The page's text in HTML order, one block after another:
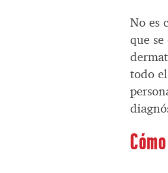
No es
que
todo